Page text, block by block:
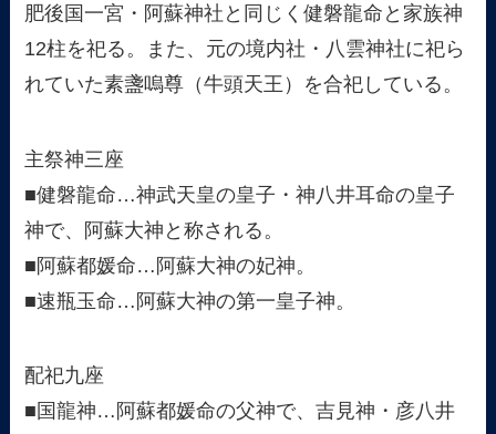
肥後国一宮・阿蘇神社と同じく健磐龍命と家族神
12柱を祀る。また、元の境内社・八雲神社に祀ら
れていた素盞嗚尊（牛頭天王）を合祀している。
主祭神三座
■健磐龍命…神武天皇の皇子・神八井耳命の皇子
神で、阿蘇大神と称される。
■阿蘇都媛命…阿蘇大神の妃神。
■速瓶玉命…阿蘇大神の第一皇子神。
配祀九座
■国龍神…阿蘇都媛命の父神で、吉見神・彦八井